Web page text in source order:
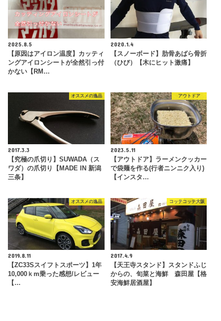
2025.8.5
【原因はアイロン温度】カッティ
ングアイロンシートが全然引っ付
かない【RM…
2020.1.4
【スノーボード】肋骨あばら骨折
（ひび）【木にヒット激痛】
オススメの逸品
2017.3.3
【究極の爪切り】SUWADA（ス
ワダ）の爪切り【MADE IN 新潟
三条】
アウトドア
2023.5.11
【アウトドア】ラーメンクッカー
で袋麺を作る(行者ニンニク入り)
【インスタ…
オススメの逸品
2019.8.11
【ZC33Sスイフトスポーツ】1年
10,000ｋm乗った感想/レビュー
【…
コッテコッテ大阪
2017.4.9
【天王寺スタンド】スタンドふじ
からの、旬菜と海鮮 森田屋【格
安海鮮居酒屋】